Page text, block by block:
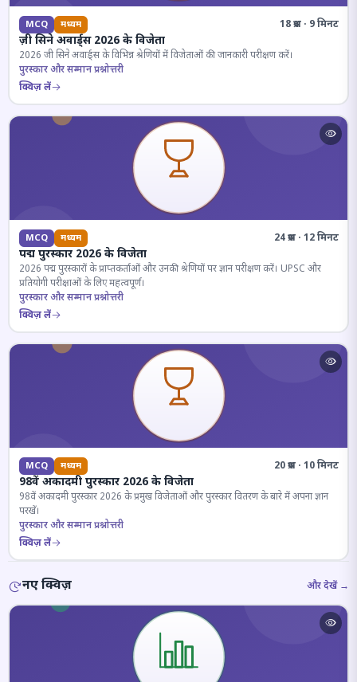
MCQ मध्यम 18 प्रश्न · 9 मिनट
ज़ी सिने अवार्ड्स 2026 के विजेता
2026 जी सिने अवार्ड्स के विभिन्न श्रेणियों में विजेताओं की जानकारी परीक्षण करें।
पुरस्कार और सम्मान प्रश्नोत्तरी
क्विज़ लें
MCQ मध्यम 24 प्रश्न · 12 मिनट
पद्म पुरस्कार 2026 के विजेता
2026 पद्म पुरस्कारों के प्राप्तकर्ताओं और उनकी श्रेणियों पर ज्ञान परीक्षण करें। UPSC और
प्रतियोगी परीक्षाओं के लिए महत्वपूर्ण।
पुरस्कार और सम्मान प्रश्नोत्तरी
क्विज़ लें
MCQ मध्यम 20 प्रश्न · 10 मिनट
98वें अकादमी पुरस्कार 2026 के विजेता
98वें अकादमी पुरस्कार 2026 के प्रमुख विजेताओं और पुरस्कार वितरण के बारे में अपना ज्ञान
परखें।
पुरस्कार और सम्मान प्रश्नोत्तरी
क्विज़ लें
नए क्विज़ और देखें →